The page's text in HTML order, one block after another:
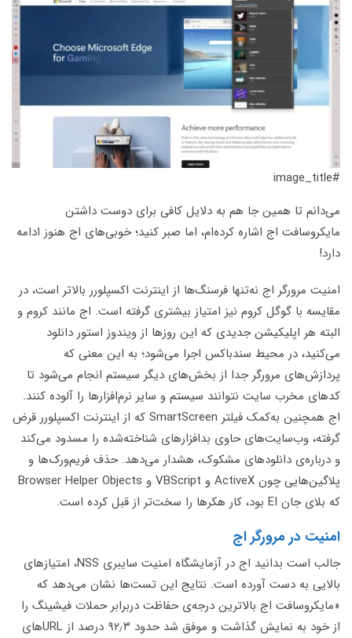
#image_title
می‌دانم تا همین جا هم به دلایل کافی برای دوست داشتن
مایکروسافت اج اشاره کرده‌ام، اما صبر کنید؛ خوبی‌های اج هنوز ادامه
دارد!
امنیت مرورگر اج نه‌تنها فرسنگ‌ها از اینترنت اکسپلورر بالاتر است، در
مقایسه با گوگل کروم نیز امتیاز بیشتری گرفته است. اج مانند کروم و
البته هر اپلیکیشن جدیدی که این روزها از ویندوز استور دانلود
می‌کنید، در محیط سندباکس اجرا می‌شود؛ به این معنی که
پردازش‌های مرورگر جدا از بخش‌های دیگر سیستم انجام می‌شود تا
کد‌های مخرب سایت نتوانند سیستم و سایر نرم‌افزارها را آلوده کنند.
اج همچنین به‌کمک فیلتر SmartScreen که از اینترنت اکسپلورر قرض
گرفته، وب‌سایت‌های حاوی بدافزارهای شناخته‌شده را مسدود می‌کند
و درباره‌ی دانلودهای مشکوک، هشدار می‌دهد. حذف فریم‌ورک‌ها و
پلاگین‌هایی چون ActiveX و VBScript و Browser Helper Objects
که بلای جان EI بود، کار هکرها را سخت‌تر از قبل کرده است.
امنیت در مرورگر اج
جالب است بدانید اج در آزمایشگاه امنیت سایبری NSS، امتیازهای
بالایی به دست آورده است. نتایج این تست‌ها نشان می‌دهد که
«مایکروسافت اج بالاترین درجه‌ی حفاظت دربرابر حملات فیشینگ را
از خود به نمایش گذاشت و موفق شد حدود ۹۲٫۳ درصد از URLهای